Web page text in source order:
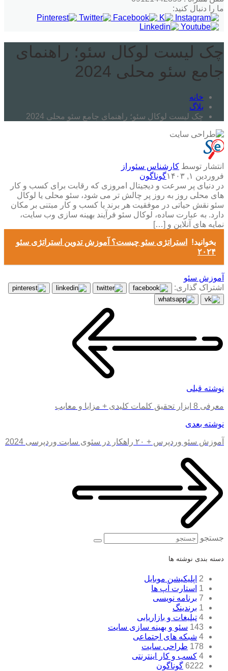
ما را دنبال کنید:
چک لیست لوکال سئو؛ راهنمای
جامع سئو محلی 2024
خانه
بلاگ
چک لیست لوکال سئو؛ راهنمای جامع سئو محلی 2024
انتشار توسط کارشناس سئوراز
فروردین ۱, ۱۴۰۳
گوناگون
در دنیای پر سرعت و دیجیتال امروزی که رقابت برای کسب و کار
های محلی روز به روز پر چالش ‌تر می‌ شود، سئو محلی یا لوکال
سئو نقش حیاتی در موفقیت هر برند یا کسب و کار مبتنی بر مکان
دارد. به عبارت ساده، لوکال سئو فرآیند بهینه‌ سازی وب سایت،
نمایه‌ های آنلاین و […]
بخوانید!
استراتژی سئو چیست؟ آموزش تدوین استراتژی سئو
۲۰۲۴
آموزش سئو
اشتراک گذاری:
نوشته قبلی
معرفی 8 ابزار تحقیق کلمات کلیدی + مزایا و معایب
نوشته بعدی
آموزش سئو وردپرس + ۲۰ راهکار در سئوی سایت وردپرسی 2024
جستجو
دسته بندی نوشته ها
2 اپلیکیشن موبایل
1 استارت آپ ها
7 برنامه نویسی
1 برندینگ
4 تبلیغات و بازاریابی
143 سئو و بهینه سازی سایت
4 شبکه های اجتماعی
178 طراحی سایت
4 کسب و کار اینترنتی
6222 گوناگون